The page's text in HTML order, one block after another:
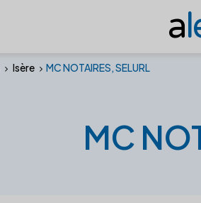
a
Isère MC NOTAIRES, SELURL
MC